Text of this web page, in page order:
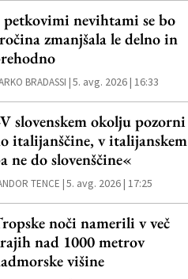
petkovimi nevihtami se bo
zmanjšala le delno in
BRADASSI |5. avg. 2026 | 16:33
slovenskem okolju pozorni
italijanščine, v italijanskem
ne do slovenščine«
TENCE |5. avg. 2026 | 17:25
noči namerili v več
nad 1000 metrov
višine